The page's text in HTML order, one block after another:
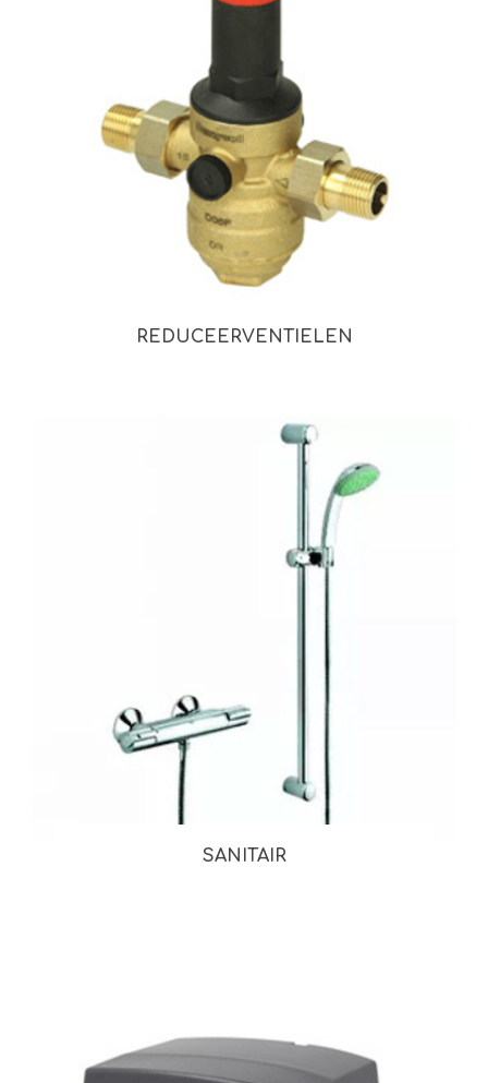
REDUCEERVENTIELEN
SANITAIR